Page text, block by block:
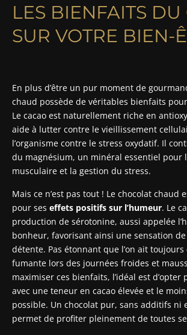
LES BIENFAITS DU
SUR VOTRE BIEN-
En plus d’être un pur moment de
chaud possède de véritables bienfaits
Le cacao est naturellement riche en
aide à lutter contre le vieillissement
l’organisme contre le stress oxydatif. Il
du magnésium, un minéral essentiel pour
musculaire et la gestion du stress.
Mais ce n’est pas tout ! Le chocolat chaud
pour ses effets positifs sur l’humeur. Le
production de sérotonine, aussi appelée
bonheur, favorisant ainsi une sensation
détente. Pas étonnant que l’on ait toujours
fumante lors des journées froides et
maximiser ces bienfaits, l’idéal est d’opter
avec une teneur en cacao élevée et le
possible. Un chocolat pur, sans additifs ni
permet de profiter pleinement de toutes